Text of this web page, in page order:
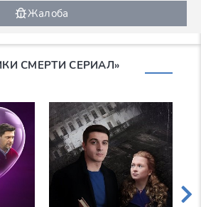
Жалоба
СМЕРТИ СЕРИАЛ»